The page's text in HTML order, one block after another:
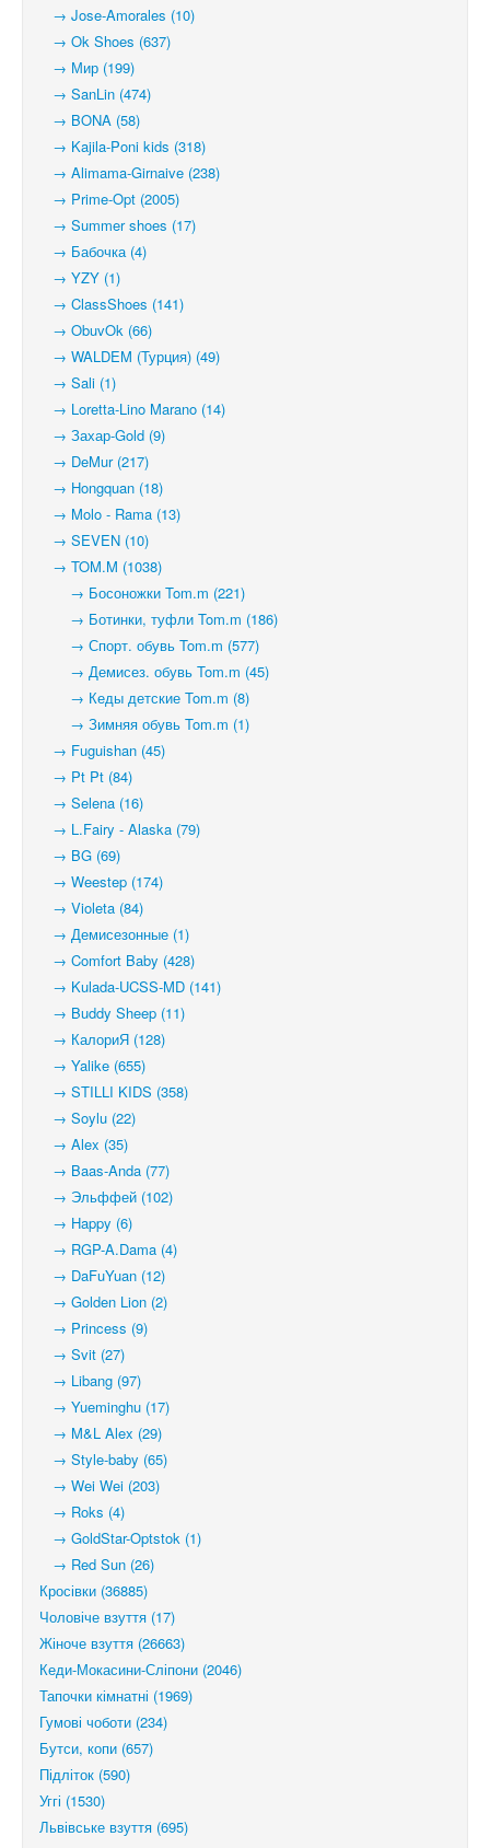
→ Jose-Amorales (10)
→ Ok Shoes (637)
→ Мир (199)
→ SanLin (474)
→ BONA (58)
→ Kajila-Poni kids (318)
→ Alimama-Girnaive (238)
→ Prime-Opt (2005)
→ Summer shoes (17)
→ Бабочка (4)
→ YZY (1)
→ ClassShoes (141)
→ ObuvOk (66)
→ WALDEM (Турция) (49)
→ Sali (1)
→ Loretta-Lino Marano (14)
→ Захар-Gold (9)
→ DeMur (217)
→ Hongquan (18)
→ Molo - Rama (13)
→ SEVEN (10)
→ TOM.M (1038)
→ Босоножки Tom.m (221)
→ Ботинки, туфли Tom.m (186)
→ Спорт. обувь Tom.m (577)
→ Демисез. обувь Tom.m (45)
→ Кеды детские Tom.m (8)
→ Зимняя обувь Tom.m (1)
→ Fuguishan (45)
→ Pt Pt (84)
→ Selena (16)
→ L.Fairy - Alaska (79)
→ BG (69)
→ Weestep (174)
→ Violeta (84)
→ Демисезонные (1)
→ Comfort Baby (428)
→ Kulada-UCSS-MD (141)
→ Buddy Sheep (11)
→ КалориЯ (128)
→ Yalike (655)
→ STILLI KIDS (358)
→ Soylu (22)
→ Alex (35)
→ Baas-Anda (77)
→ Эльффей (102)
→ Happy (6)
→ RGP-A.Dama (4)
→ DaFuYuan (12)
→ Golden Lion (2)
→ Princess (9)
→ Svit (27)
→ Libang (97)
→ Yueminghu (17)
→ M&L Alex (29)
→ Style-baby (65)
→ Wei Wei (203)
→ Roks (4)
→ GoldStar-Optstok (1)
→ Red Sun (26)
Кросівки (36885)
Чоловіче взуття (17)
Жіноче взуття (26663)
Кеди-Мокасини-Сліпони (2046)
Тапочки кімнатні (1969)
Гумові чоботи (234)
Бутси, копи (657)
Підліток (590)
Уггі (1530)
Львівське взуття (695)